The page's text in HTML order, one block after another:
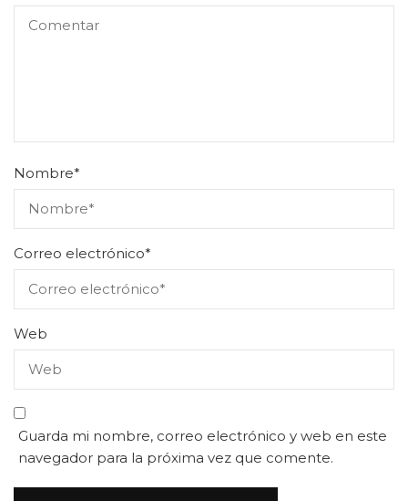
Nombre*
Correo electrónico*
Web
Guarda mi nombre, correo electrónico y web en este
navegador para la próxima vez que comente.